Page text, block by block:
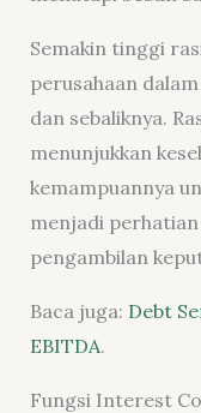
Semakin tinggi
perusahaan
dan sebaliknya.
menunjukkan
kemampuannya
menjadi
pengambilan
Baca juga: Debt
EBITDA.
Fungsi Interest